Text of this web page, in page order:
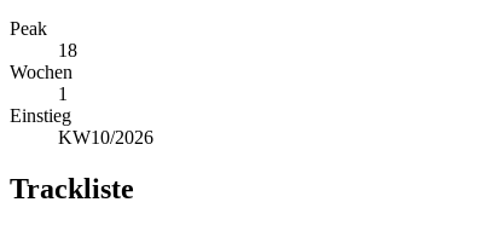
Peak
18
Wochen
1
Einstieg
KW10/2026
Trackliste